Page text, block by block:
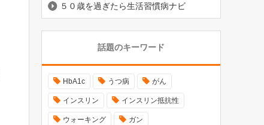
５０歳を過ぎたら生活習慣病ナビ
話題のキーワード
HbA1c うつ病 がん
インスリン インスリン抵抗性
ウォーキング ガン